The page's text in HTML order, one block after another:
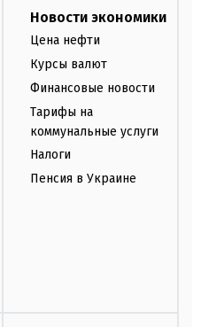
Новости экономики
Цена нефти
Курсы валют
Финансовые новости
Тарифы на
коммунальные услуги
Налоги
Пенсия в Украине